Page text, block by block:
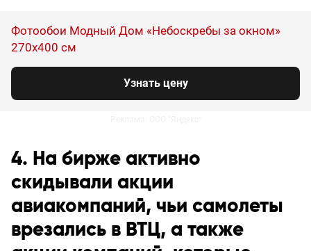
Фотообои Модный Дом «Небоскребы за окном»
270x400 см
Узнать цену
4. На бирже активно
скидывали акции
авиакомпаний, чьи самолеты
врезались в ВТЦ, а также